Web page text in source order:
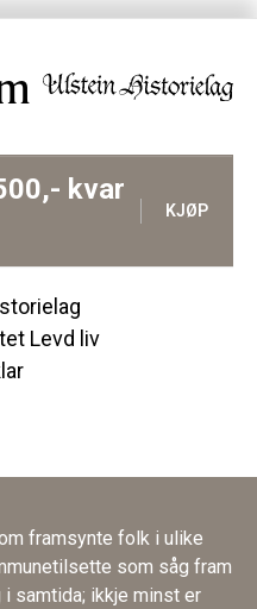
kvar
KJØP
Levd liv
framsynte folk i ulike
som såg fram
samtida; ikkje minst er